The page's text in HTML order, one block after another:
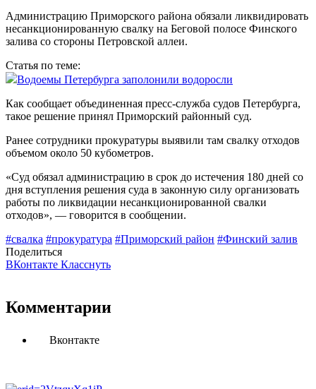
Администрацию Приморского района обязали ликвидировать
несанкционированную свалку на Беговой полосе Финского
залива со стороны Петровской аллеи.
Статья по теме:
Водоемы Петербурга заполонили водоросли
Как сообщает объединенная пресс-служба судов Петербурга,
такое решение принял Приморский районный суд.
Ранее сотрудники прокуратуры выявили там свалку отходов
объемом около 50 кубометров.
«Суд обязал администрацию в срок до истечения 180 дней со
дня вступления решения суда в законную силу организовать
работы по ликвидации несанкционированной свалки
отходов», — говорится в сообщении.
#свалка #прокуратура #Приморский район #Финский залив
Поделиться
ВКонтакте Класснуть
Комментарии
Вконтакте